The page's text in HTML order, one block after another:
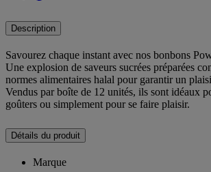
Description
Savourez chaque instant avec nos bonbons
Une explosion de saveurs sucrées préparées
normes alimentaires halal pour garantir un
Vendus par boîte de 12 unités, ils sont idéaux
goûters ou simplement pour se faire plaisir.
Détails du produit
Marque